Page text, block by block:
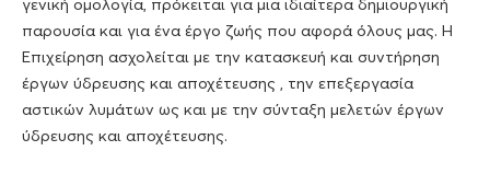
γενική ομολογία, πρόκειται για μια ιδιαίτερα δημιουργική
παρουσία και για ένα έργο ζωής που αφορά όλους μας. Η
Επιχείρηση ασχολείται με την κατασκευή και συντήρηση
έργων ύδρευσης και αποχέτευσης , την επεξεργασία
αστικών λυμάτων ως και με την σύνταξη μελετών έργων
ύδρευσης και αποχέτευσης.